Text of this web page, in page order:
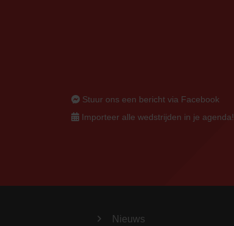
Stuur ons een bericht via Facebook
Importeer alle wedstrijden in je agenda!
Nieuws